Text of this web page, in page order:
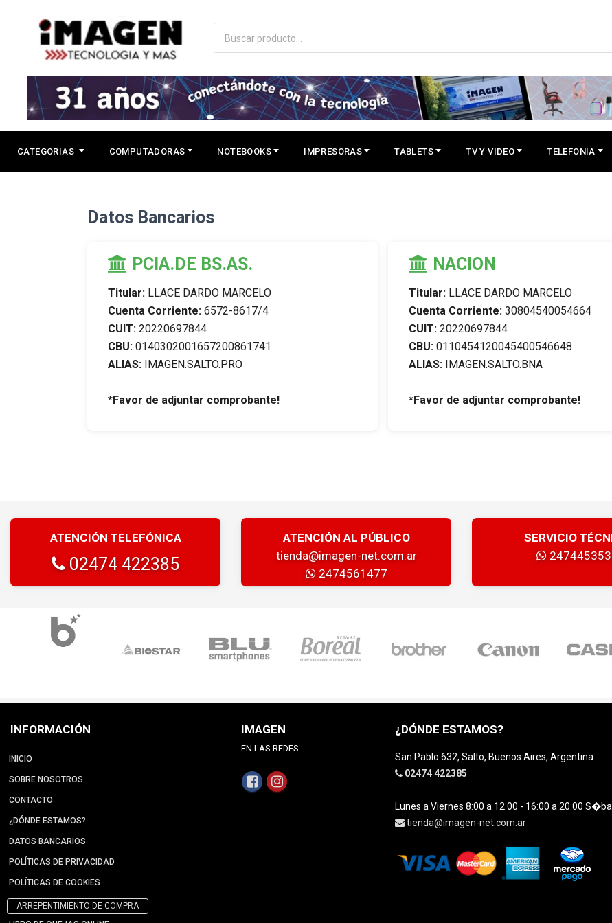
CATEGORIAS COMPUTADORAS NOTEBOOKS IMPRESORAS TABLETS TV Y VIDEO TELEFONIA
Datos Bancarios
PCIA.DE BS.AS.
Titular: LLACE DARDO MARCELO
Cuenta Corriente: 6572-8617/4
CUIT: 20220697844
CBU: 0140302001657200861741
ALIAS: IMAGEN.SALTO.PRO
*Favor de adjuntar comprobante!
NACION
Titular: LLACE DARDO MARCELO
Cuenta Corriente: 30804540054664
CUIT: 20220697844
CBU: 0110454120045400546648
ALIAS: IMAGEN.SALTO.BNA
*Favor de adjuntar comprobante!
ATENCIÓN TELEFÓNICA
02474 422385
ATENCIÓN AL PÚBLICO
tienda@imagen-net.com.ar
2474561477
SERVICIO
INFORMACIÓN
INICIO
SOBRE NOSOTROS
CONTACTO
¿DÓNDE ESTAMOS?
DATOS BANCARIOS
POLÍTICAS DE PRIVACIDAD
POLÍTICAS DE COOKIES
ARREPENTIMIENTO DE COMPRA
IMAGEN
EN LAS REDES
¿DÓNDE ESTAMOS?
San Pablo 632, Salto, Buenos Aires, Argentina
02474 422385
Lunes a Viernes 8:00 a 12:00 - 16:00 a 20:00
tienda@imagen-net.com.ar